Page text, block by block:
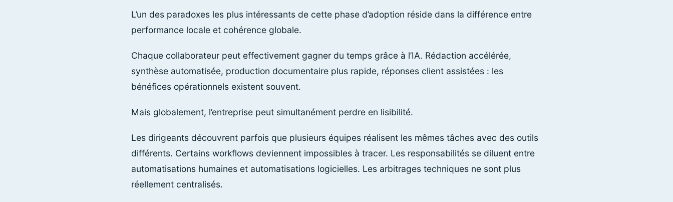
L’un des paradoxes les plus intéressants de cette phase d’adoption réside dans la différence entre
performance locale et cohérence globale.
Chaque collaborateur peut effectivement gagner du temps grâce à l’IA. Rédaction accélérée,
synthèse automatisée, production documentaire plus rapide, réponses client assistées : les
bénéfices opérationnels existent souvent.
Mais globalement, l’entreprise peut simultanément perdre en lisibilité.
Les dirigeants découvrent parfois que plusieurs équipes réalisent les mêmes tâches avec des outils
différents. Certains workflows deviennent impossibles à tracer. Les responsabilités se diluent entre
automatisations humaines et automatisations logicielles. Les arbitrages techniques ne sont plus
réellement centralisés.